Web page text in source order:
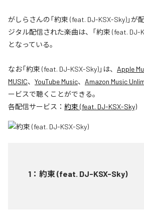
がしらさんの「約束 (feat. DJ-KSX-Sky)」
ジタル配信された楽曲は、「約束 (feat. DJ-
となっている。
なお「約束 (feat. DJ-KSX-Sky)」は、 Apple
MUSIC、 YouTube Music、 Amazon Music
ービスで聴くことができる。
各配信サービス： 約束 (feat. DJ-KSX-Sky)
1 ： 約束 (feat. DJ-KSX-Sky)